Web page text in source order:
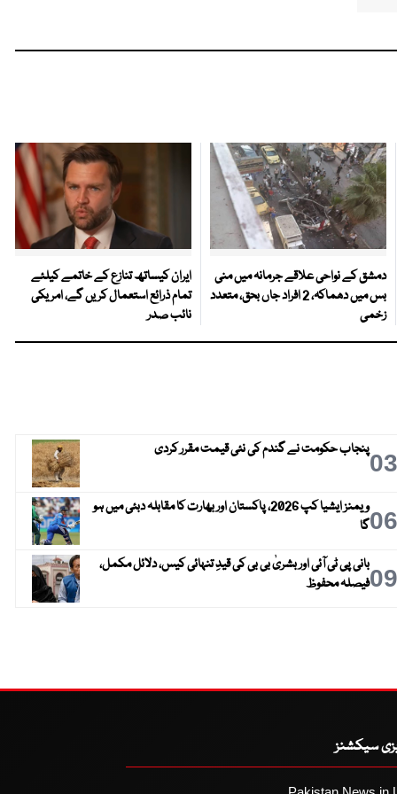
دمشق کے نواحی علاقے جرمانہ میں منی
بس میں دھماکہ، 2 افراد جاں بحق، متعدد
زخمی
ایران کیساتھ تنازع کے خاتمے کیلئے
تمام ذرائع استعمال کریں گے، امریکی
نائب صدر
03پنجاب حکومت نے گندم کی نئی قیمت مقرر کردی
06
ویمنز ایشیا کپ 2026، پاکستان اور بھارت کا مقابلہ دبئی میں ہو
گا
09بانی پی ٹی آئی اور بشریٰ بی بی کی قیدِ تنہائی کیس، دلائل مکمل،
فیصلہ محفوظ
سیکشنز